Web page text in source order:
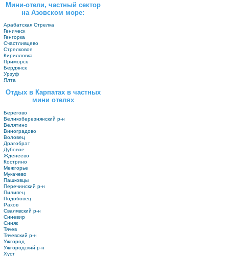
Мини-отели, частный сектор
на Азовском море:
Арабатская Стрелка
Геническ
Генгорка
Счастливцево
Стрелковое
Кирилловка
Приморск
Бердянск
Урзуф
Ялта
Отдых в Карпатах в частных
мини отелях
Берегово
Великоберезнянский р-н
Велятино
Виноградово
Воловец
Драгобрат
Дубовое
Жденеево
Кострино
Межгорье
Мукачево
Пашковцы
Перечинский р-н
Пилипец
Подобовец
Рахов
Свалявский р-н
Синевир
Синяк
Тячев
Тячевский р-н
Ужгород
Ужгородский р-н
Хуст